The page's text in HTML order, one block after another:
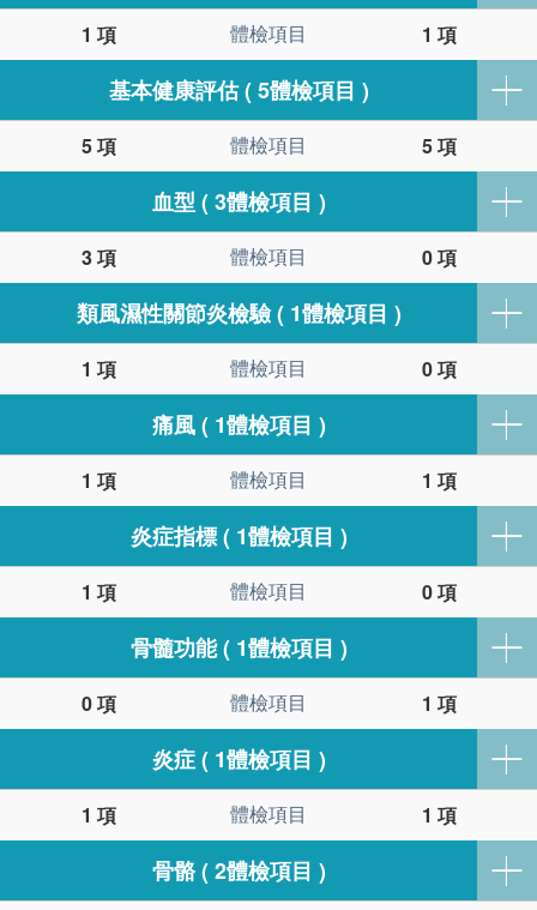
體檢項目
基本健康評估 ( 5體檢項目 )
體檢項目
血型 ( 3體檢項目 )
體檢項目
類風濕性關節炎檢驗 ( 1體檢項目 )
體檢項目
痛風 ( 1體檢項目 )
體檢項目
炎症指標 ( 1體檢項目 )
體檢項目
骨髓功能 ( 1體檢項目 )
體檢項目
炎症 ( 1體檢項目 )
體檢項目
骨骼 ( 2體檢項目 )
1 項 1 項
5 項 5 項
3 項 0 項
1 項 0 項
1 項 1 項
1 項 0 項
0 項 1 項
1 項 1 項